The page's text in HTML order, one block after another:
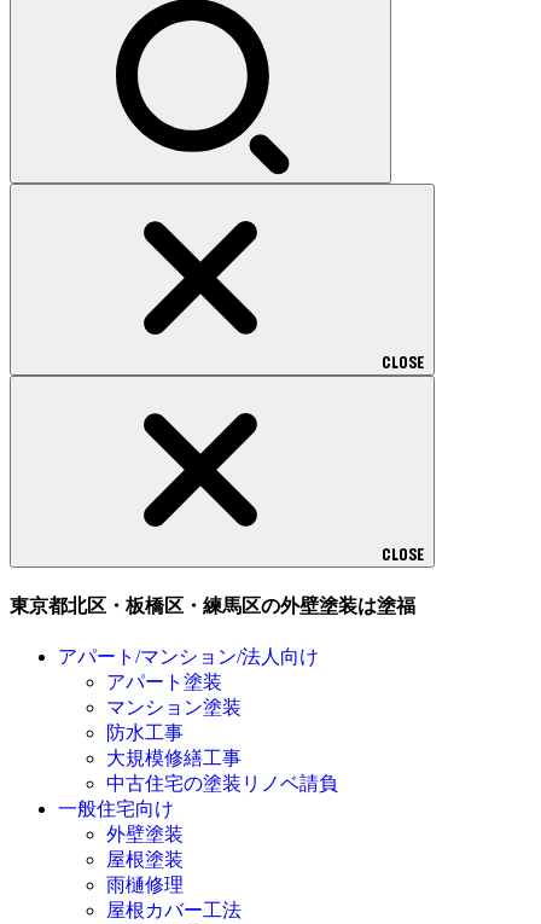
CLOSE
CLOSE
東京都北区・板橋区・練馬区の外壁塗装は塗福
アパート/マンション/法人向け
アパート塗装
マンション塗装
防水工事
大規模修繕工事
中古住宅の塗装リノベ請負
一般住宅向け
外壁塗装
屋根塗装
雨樋修理
屋根カバー工法